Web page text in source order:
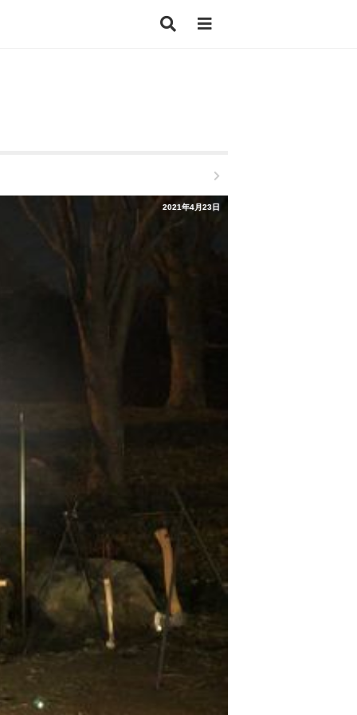
2021年4月23日